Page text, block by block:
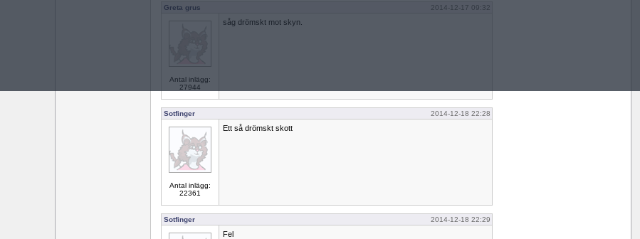
Greta grus 2014-12-17 09:32
Antal inlägg:
27944
såg drömskt mot skyn.
Sotfinger 2014-12-18 22:28
Antal inlägg:
22361
Ett så drömskt skott
Sotfinger 2014-12-18 22:29
Fel